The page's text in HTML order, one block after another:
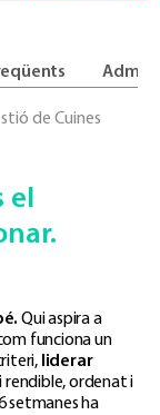
de Cuines
el
Qui aspira a
funciona un
liderar
rendible, ordenat i
setmanes ha